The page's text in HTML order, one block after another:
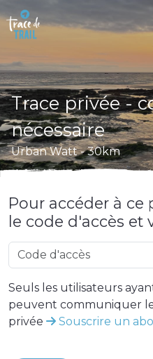
Trace privée -
nécessaire
Urban Watt - 30km
Pour accéder à ce
le code d'accès et
Seuls les utilisateurs
peuvent communiquer
privée
Souscrire un